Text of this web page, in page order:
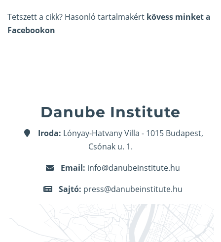
Tetszett a cikk? Hasonló tartalmakért kövess minket a
Facebookon
Danube Institute
Iroda: Lónyay-Hatvany Villa - 1015 Budapest,
Csónak u. 1.
Email: info@danubeinstitute.hu
Sajtó: press@danubeinstitute.hu